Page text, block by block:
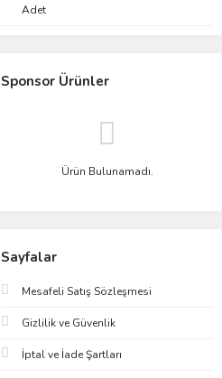
Adet
Sponsor Ürünler
Ürün Bulunamadı.
Sayfalar
Mesafeli Satış Sözleşmesi
Gizlilik ve Güvenlik
İptal ve İade Şartları